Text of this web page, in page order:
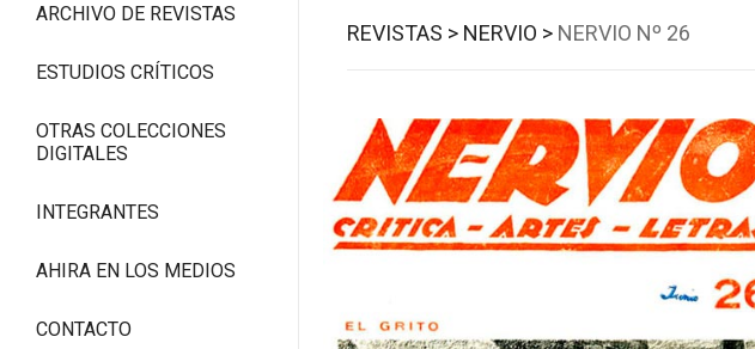
ARCHIVO DE REVISTAS
ESTUDIOS CRÍTICOS
OTRAS COLECCIONES
DIGITALES
INTEGRANTES
AHIRA EN LOS MEDIOS
CONTACTO
REVISTAS > NERVIO > NERVIO Nº 26